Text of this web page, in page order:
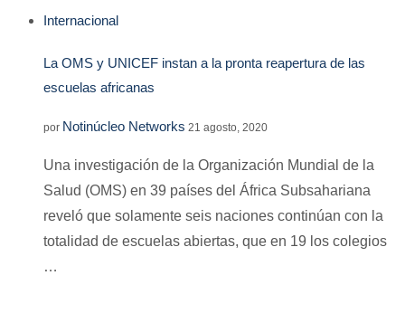
Internacional
La OMS y UNICEF instan a la pronta reapertura de las
escuelas africanas
por Notinúcleo Networks 21 agosto, 2020
Una investigación de la Organización Mundial de la
Salud (OMS) en 39 países del África Subsahariana
reveló que solamente seis naciones continúan con la
totalidad de escuelas abiertas, que en 19 los colegios
…